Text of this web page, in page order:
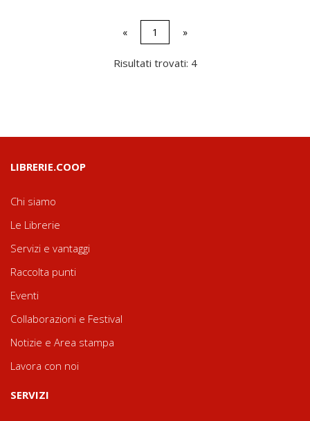
« 1 »
Risultati trovati: 4
LIBRERIE.COOP
Chi siamo
Le Librerie
Servizi e vantaggi
Raccolta punti
Eventi
Collaborazioni e Festival
Notizie e Area stampa
Lavora con noi
SERVIZI